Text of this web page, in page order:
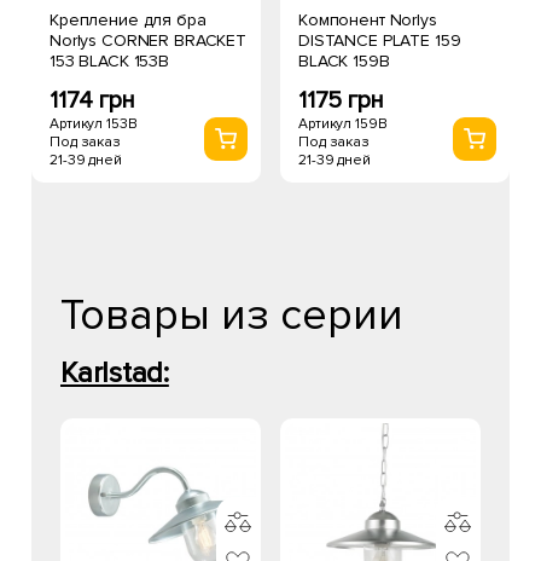
Крепление для бра
Norlys CORNER BRACKET
153 BLACK 153B
1174 грн
Артикул 153B
Под заказ
21-39 дней
Компонент Norlys
DISTANCE PLATE 159
BLACK 159B
1175 грн
Артикул 159B
Под заказ
21-39 дней
Товары из серии
Karlstad: